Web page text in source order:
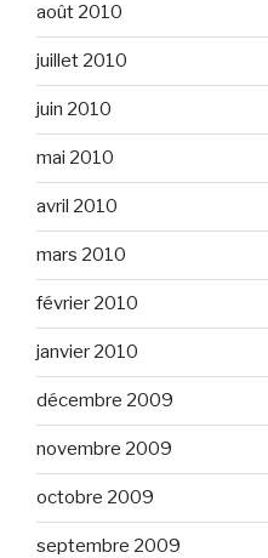
août 2010
juillet 2010
juin 2010
mai 2010
avril 2010
mars 2010
février 2010
janvier 2010
décembre 2009
novembre 2009
octobre 2009
septembre 2009